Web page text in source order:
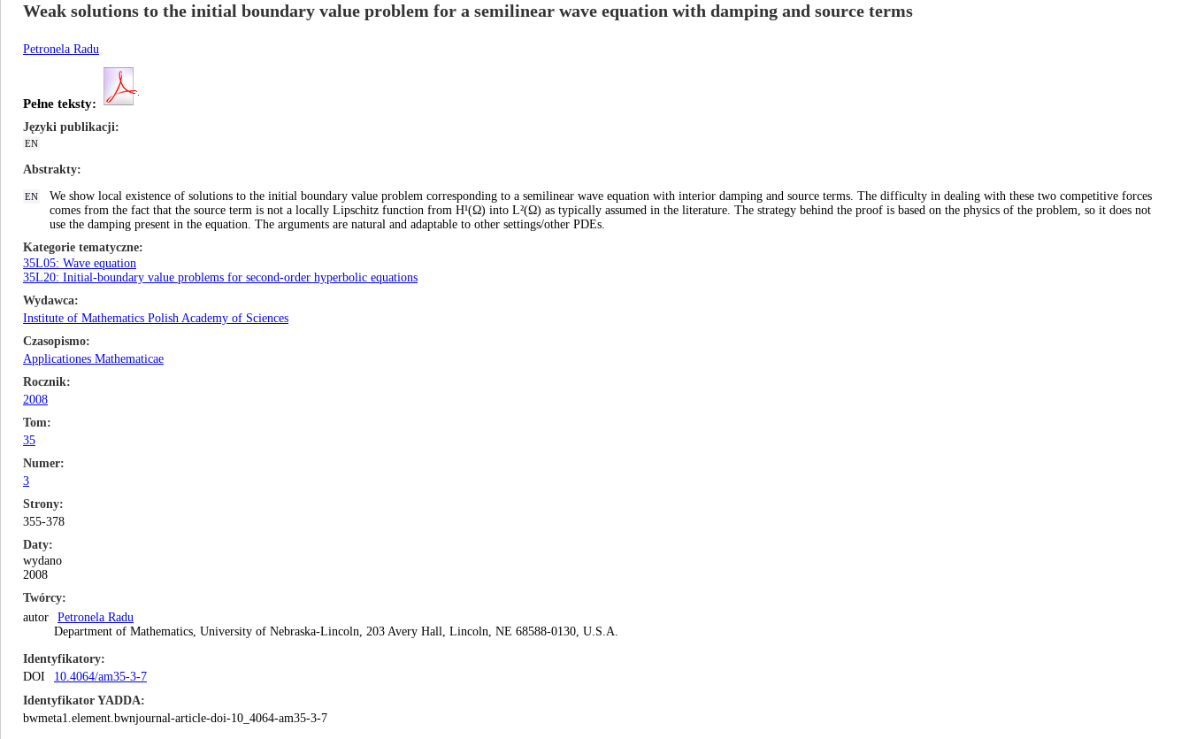
Weak solutions to the initial boundary value problem for a semilinear wave equation with damping and source terms
Petronela Radu
Pełne teksty:
Języki publikacji
EN
Abstrakty
EN
We show local existence of solutions to the initial boundary value problem corresponding to a semilinear wave equation with interior damping and source terms. The difficulty in dealing with these two competitive forces
comes from the fact that the source term is not a locally Lipschitz function from H¹(Ω) into L²(Ω) as typically assumed in the literature. The strategy behind the proof is based on the physics of the problem, so it does not
use the damping present in the equation. The arguments are natural and adaptable to other settings/other PDEs.
Kategorie tematyczne
35L05: Wave equation
35L20: Initial-boundary value problems for second-order hyperbolic equations
Wydawca
Institute of Mathematics Polish Academy of Sciences
Czasopismo
Applicationes Mathematicae
Rocznik
2008
Tom
35
Numer
3
Strony
355-378
Daty
wydano
2008
Twórcy
autor
Petronela Radu
Department of Mathematics, University of Nebraska-Lincoln, 203 Avery Hall, Lincoln, NE 68588-0130, U.S.A.
Identyfikatory
DOI
10.4064/am35-3-7
Identyfikator YADDA
bwmeta1.element.bwnjournal-article-doi-10_4064-am35-3-7